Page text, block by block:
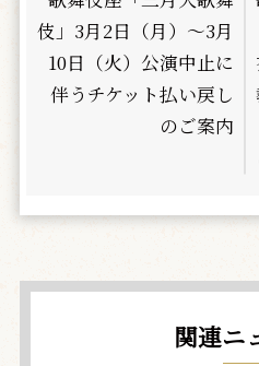
伎」3月2日（月）～3月
10日（火）公演中止に
伴うチケット払い戻し
のご案内
関連ニ